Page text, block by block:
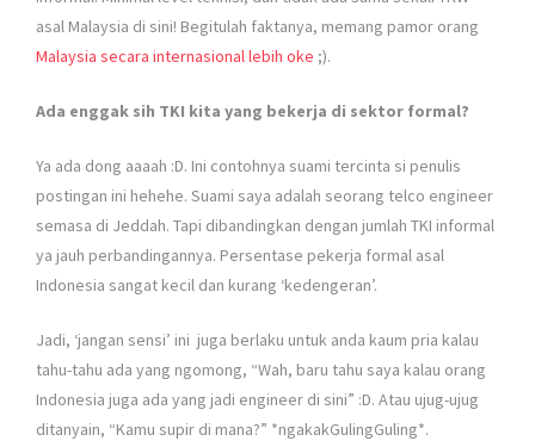
asal Malaysia di sini! Begitulah faktanya, memang pamor orang
Malaysia secara internasional lebih oke ;).
Ada enggak sih TKI kita yang bekerja di sektor formal?
Ya ada dong aaaah :D. Ini contohnya suami tercinta si penulis
postingan ini hehehe. Suami saya adalah seorang telco engineer
semasa di Jeddah. Tapi dibandingkan dengan jumlah TKI informal
ya jauh perbandingannya. Persentase pekerja formal asal
Indonesia sangat kecil dan kurang ‘kedengeran’.
Jadi, ‘jangan sensi’ ini juga berlaku untuk anda kaum pria kalau
tahu-tahu ada yang ngomong, “Wah, baru tahu saya kalau orang
Indonesia juga ada yang jadi engineer di sini” :D. Atau ujug-ujug
ditanyain, “Kamu supir di mana?” *ngakakGulingGuling*.